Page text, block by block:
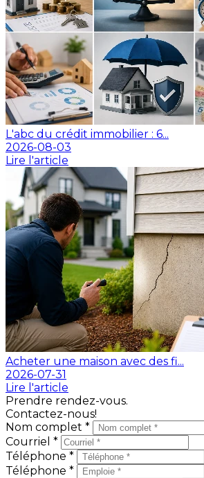
L'abc du crédit immobilier : 6...
2026-08-03
Lire l'article
Acheter une maison avec des fi...
2026-07-31
Lire l'article
Prendre rendez-vous.
Contactez-nous!
Nom complet *
Courriel *
Téléphone *
Téléphone *